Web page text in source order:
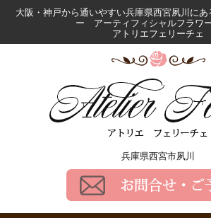
大阪・神戸から通いやすい兵庫県西宮夙川にあ
ー アーティフィシャルフラワ
アトリエフェリーチェ
兵庫県西宮市夙川